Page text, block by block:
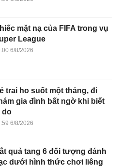
mặt nạ của FIFA trong vụ
League
6/8/2026
trai ho suốt một tháng, đi
gia đình bất ngờ khi biết
do
6/8/2026
quả tang 6 đối tượng đánh
dưới hình thức chơi liêng